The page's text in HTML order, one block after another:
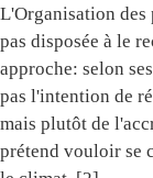
L'Organisation des
pas disposée à le
approche: selon
pas l'intention de
mais plutôt de
prétend vouloir se